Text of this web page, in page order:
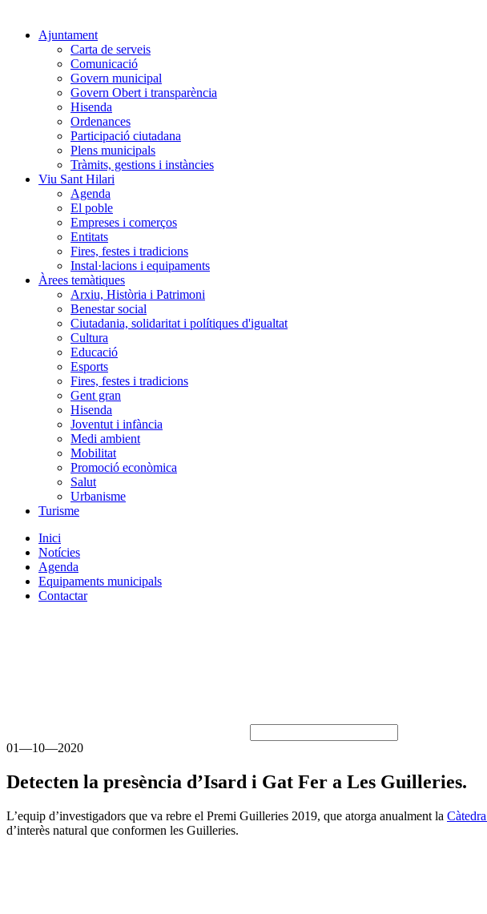
Ajuntament
Carta de serveis
Comunicació
Govern municipal
Govern Obert i transparència
Hisenda
Ordenances
Participació ciutadana
Plens municipals
Tràmits, gestions i instàncies
Viu Sant Hilari
Agenda
El poble
Empreses i comerços
Entitats
Fires, festes i tradicions
Instal·lacions i equipaments
Àrees temàtiques
Arxiu, Història i Patrimoni
Benestar social
Ciutadania, solidaritat i polítiques d'igualtat
Cultura
Educació
Esports
Fires, festes i tradicions
Gent gran
Hisenda
Joventut i infància
Medi ambient
Mobilitat
Promoció econòmica
Salut
Urbanisme
Turisme
Inici
Notícies
Agenda
Equipaments municipals
Contactar
01—10—2020
Detecten la presència d’Isard i Gat Fer a Les Guilleries.
L’equip d’investigadors que va rebre el Premi Guilleries 2019, que atorga anualment la
d’interès natural que conformen les Guilleries.